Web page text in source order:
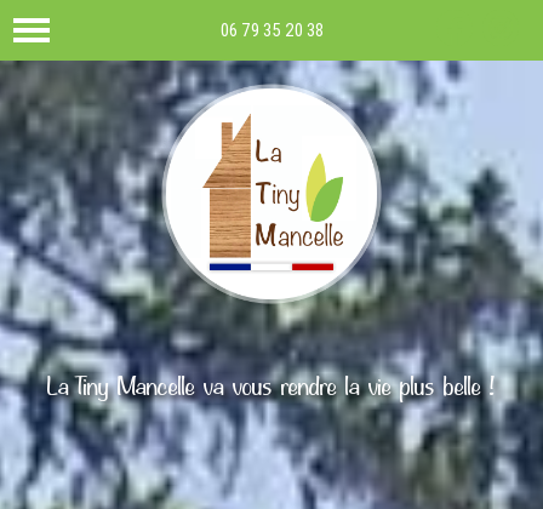
06 79 35 20 38
La Tiny Mancelle va vous rendre la vie plus belle !